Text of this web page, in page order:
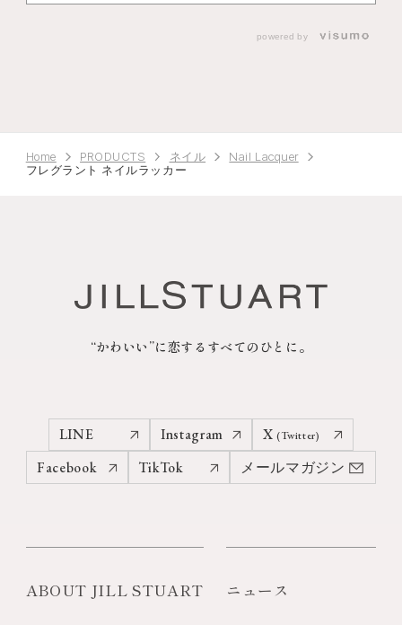
powered by
Home PRODUCTS ネイル
Nail Lacquer
フレグラント ネイルラッカー
“かわいい”に恋するすべてのひとに。
LINE Instagram X (Twitter)
Facebook TikTok メールマガジン
ABOUT JILL STUART ニュース